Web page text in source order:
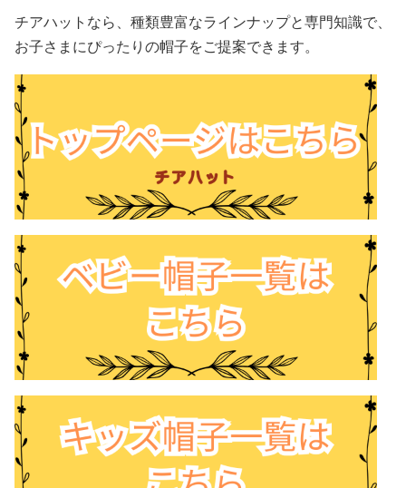
チアハットなら、種類豊富なラインナップと専門知識で、
お子さまにぴったりの帽子をご提案できます。